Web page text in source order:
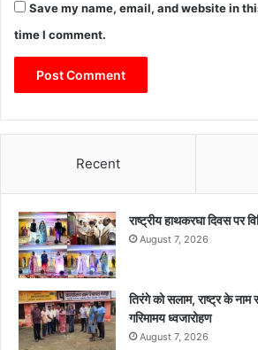
Save my name, email, and website in
time I comment.
Recent
राष्ट्रीय हाथकरघा दिवस पर
August 7, 2026
तिरंगे को सलाम, राष्ट्र के
गरिमामय ध्वजारोहण
August 7, 2026